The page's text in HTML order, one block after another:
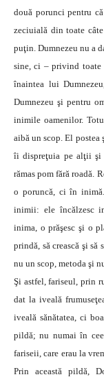
două porunci pentru
zeciuială din toate
puţin. Dumnezeu nu a
sine, ci – privind toate
înaintea lui
Dumnezeu şi pentru
inimile oamenilor.
aibă un scop. El postea
îi dispreţuia pe alţii şi
rămas pom fără roadă.
o poruncă, ci în
inimii: ele încălzesc
inima, o prăşesc şi o
prindă, să crească şi
nu un scop, metoda şi
Şi astfel, fariseul, prin
dat la iveală
iveală sănătatea, ci
pildă; nu numai în
fariseii, care erau la
Prin această pildă,